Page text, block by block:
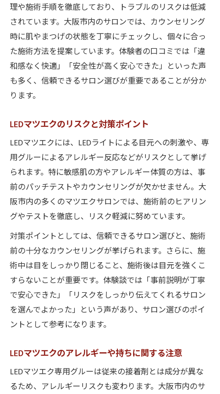
理や施術手順を徹底しており、トラブルのリスクは低減
されています。大阪市内のサロンでは、カウンセリング
時に肌やまつげの状態を丁寧にチェックし、個々に合っ
た施術方法を提案しています。体験者の口コミでは「違
和感なく快適」「安全性が高く安心できた」といった声
も多く、信頼できるサロン選びが重要であることが分か
ります。
LEDマツエクのリスクと対策ポイント
LEDマツエクには、LEDライトによる目元への刺激や、専
用グルーによるアレルギー反応などがリスクとして挙げ
られます。特に敏感肌の方やアレルギー体質の方は、事
前のパッチテストやカウンセリングが欠かせません。大
阪市内の多くのマツエクサロンでは、施術前のヒアリン
グやテストを徹底し、リスク軽減に努めています。
対策ポイントとしては、信頼できるサロン選びと、施術
前の十分なカウンセリングが挙げられます。さらに、施
術中は目をしっかり閉じること、施術後は目元を強くこ
すらないことが重要です。体験談では「事前説明が丁寧
で安心できた」「リスクをしっかり伝えてくれるサロン
を選んでよかった」という声があり、サロン選びのポイ
ントとして参考になります。
LEDマツエクのアレルギーや持ちに関する注意
LEDマツエク専用グルーは従来の接着剤とは成分が異な
るため、アレルギーリスクも変わります。大阪市内のサ